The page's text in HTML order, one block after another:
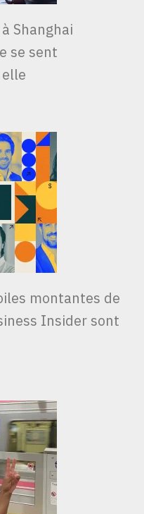
Shanghai
se sent
montantes de
Insider sont